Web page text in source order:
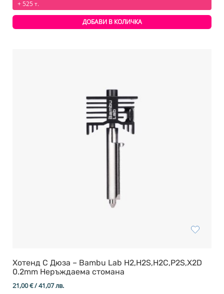
+ 525 т.
ДОБАВИ В КОЛИЧКА
Хотенд С Дюза – Bambu Lab H2,H2S,H2C,P2S,X2D
0.2mm Неръждаема стомана
21,00€/ 41,07 лв.